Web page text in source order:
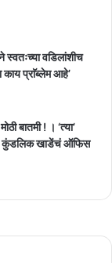
स्वतःच्या वडिलांशीच
काय प्राॅब्लेम आहे’
बातमी ! । ‘त्या’
कुंडलिक खाडेंचं ऑफिस